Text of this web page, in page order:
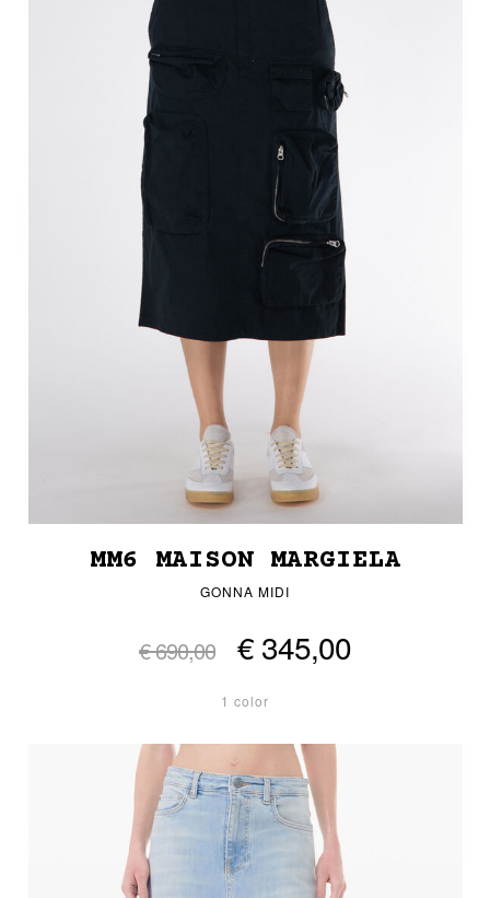
MM6 MAISON MARGIELA
GONNA MIDI
€ 690,00 € 345,00
1 color